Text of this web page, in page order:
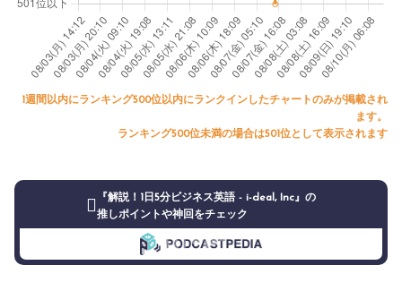
1週間以内にランキング500位以内にランクインしたチャートのみが掲載され
ます。
ランキング500位未満の場合は501位として表示されます
『解説！1日5分ビジネス英語 - i-deal, Inc』の
推しポイントや神回をチェック